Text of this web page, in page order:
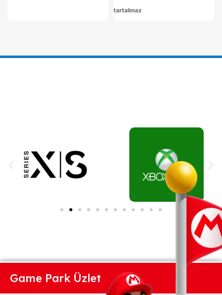
tartalmaz
Game Park Üzlet